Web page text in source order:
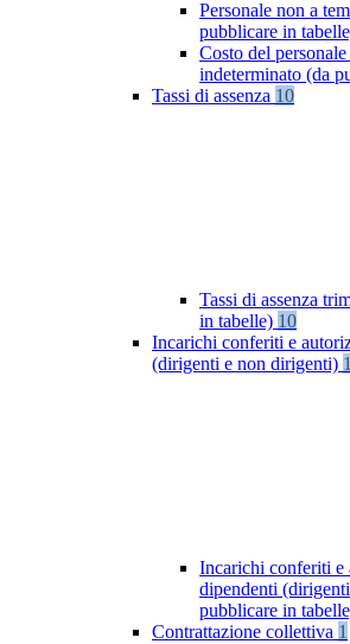
Personale non a
pubblicare in
Costo del
indeterminato (da
Tassi di assenza 10
Tassi di assenza
in tabelle) 10
Incarichi conferiti e
(dirigenti e non dirigenti)
Incarichi conferiti e
dipendenti
pubblicare in
Contrattazione collettiva 1